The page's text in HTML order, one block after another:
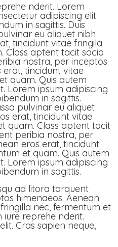
nderit. Lorem
adipiscing elit.
in sagittis. Duis
eu aliquet nibh
tincidunt vitae fringila
Class aptent tacit socio
nostra, per inceptos
erat, tincidunt vitae
quam. Quis autem
Lorem ipsum adipiscing
in sagittis.
pulvinar eu aliquet
erat, tincidunt vitae
quam. Class aptent tacit
peribia nostra, per
eros erat, tincidunt
et quam. Quis autem
Lorem ipsum adipiscing
in sagittis.
ad litora torquent
himenaeos. Aenean
nec, fermentum et
iure reprehe nderit.
Cras sapien neque,